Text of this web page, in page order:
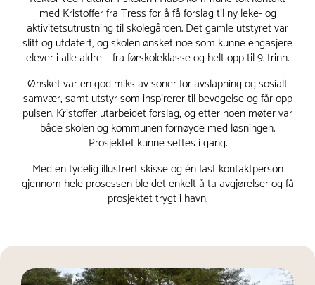
med Kristoffer fra Tress for å få forslag til ny leke- og
aktivitetsutrustning til skolegården. Det gamle utstyret var
slitt og utdatert, og skolen ønsket noe som kunne engasjere
elever i alle aldre – fra førskoleklasse og helt opp til 9. trinn.
Ønsket var en god miks av soner for avslapning og sosialt
samvær, samt utstyr som inspirerer til bevegelse og får opp
pulsen. Kristoffer utarbeidet forslag, og etter noen møter var
både skolen og kommunen fornøyde med løsningen.
Prosjektet kunne settes i gang.
Med en tydelig illustrert skisse og én fast kontaktperson
gjennom hele prosessen ble det enkelt å ta avgjørelser og få
prosjektet trygt i havn.